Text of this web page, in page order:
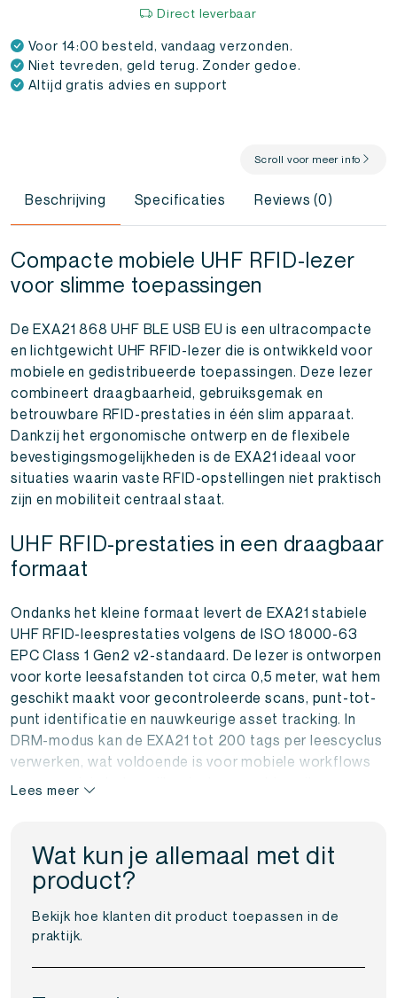
USB
(EU)
aantal
Direct leverbaar
Voor 14:00 besteld, vandaag verzonden.
Niet tevreden, geld terug. Zonder gedoe.
Altijd gratis advies en support
Scroll voor meer info
Beschrijving Specificaties Reviews (0)
Compacte mobiele UHF RFID-lezer
voor slimme toepassingen
De EXA21 868 UHF BLE USB EU is een ultracompacte
en lichtgewicht UHF RFID-lezer die is ontwikkeld voor
mobiele en gedistribueerde toepassingen. Deze lezer
combineert draagbaarheid, gebruiksgemak en
betrouwbare RFID-prestaties in één slim apparaat.
Dankzij het ergonomische ontwerp en de flexibele
bevestigingsmogelijkheden is de EXA21 ideaal voor
situaties waarin vaste RFID-opstellingen niet praktisch
zijn en mobiliteit centraal staat.
UHF RFID-prestaties in een draagbaar
formaat
Ondanks het kleine formaat levert de EXA21 stabiele
UHF RFID-leesprestaties volgens de ISO 18000-63
EPC Class 1 Gen2 v2-standaard. De lezer is ontworpen
voor korte leesafstanden tot circa 0,5 meter, wat hem
geschikt maakt voor gecontroleerde scans, punt-tot-
punt identificatie en nauwkeurige asset tracking. In
DRM-modus kan de EXA21 tot 200 tags per leescyclus
verwerken, wat voldoende is voor mobiele workflows
waar precisie belangrijker is dan groot bereik.
en tablets
De EXA21 maakt verbinding met Android- en iOS-
apparaten via Bluetooth Low Energy 5, waardoor hij
eenvoudig te koppelen is aan smartphones en tablets.
Lees meer
Wat kun je allemaal met dit
product?
Bekijk hoe klanten dit product toepassen in de
praktijk.